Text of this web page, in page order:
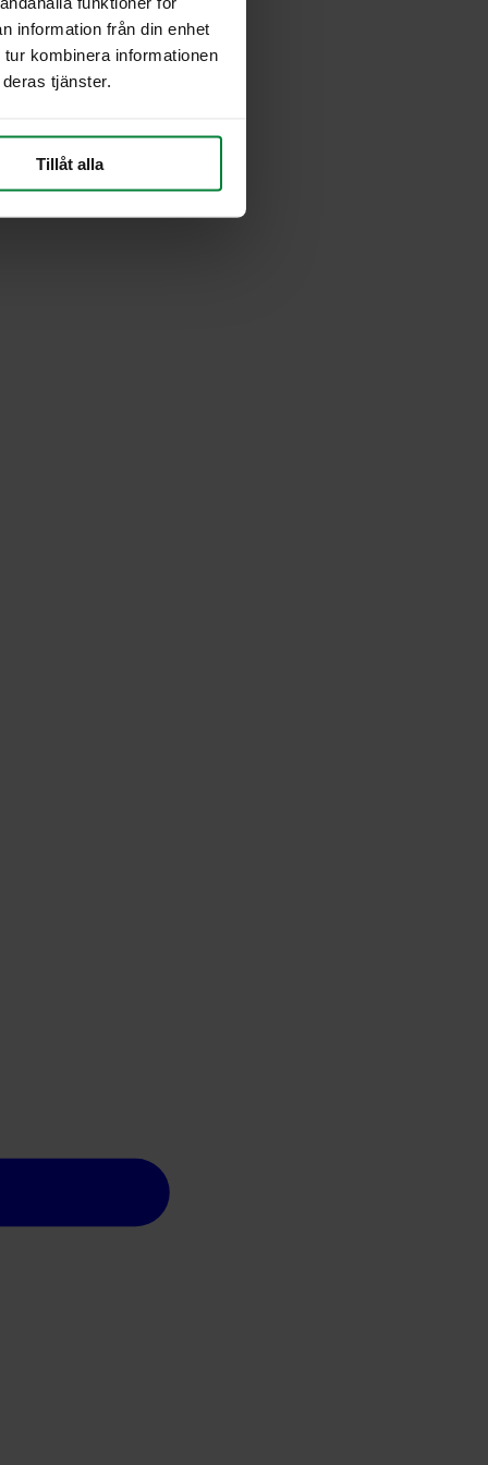
information från din enhet
kombinera informationen
tjänster.
Tillåt alla